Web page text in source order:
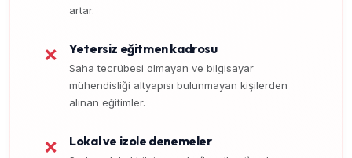
artar.
❌ Yetersiz eğitmen kadrosu
Saha tecrübesi olmayan ve bilgisayar
mühendisliği altyapısı bulunmayan kişilerden
alınan eğitimler.
❌ Lokal ve izole denemeler